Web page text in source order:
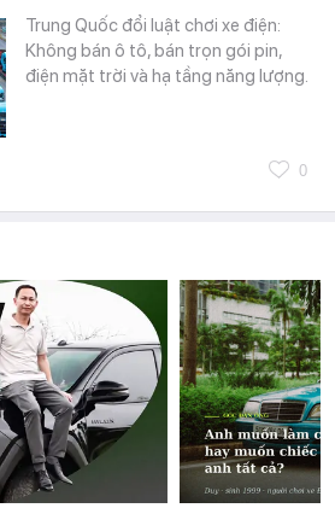
Trung Quốc đổi luật chơi xe điện:
Không bán ô tô, bán trọn gói pin,
điện mặt trời và hạ tầng năng lượng.
0